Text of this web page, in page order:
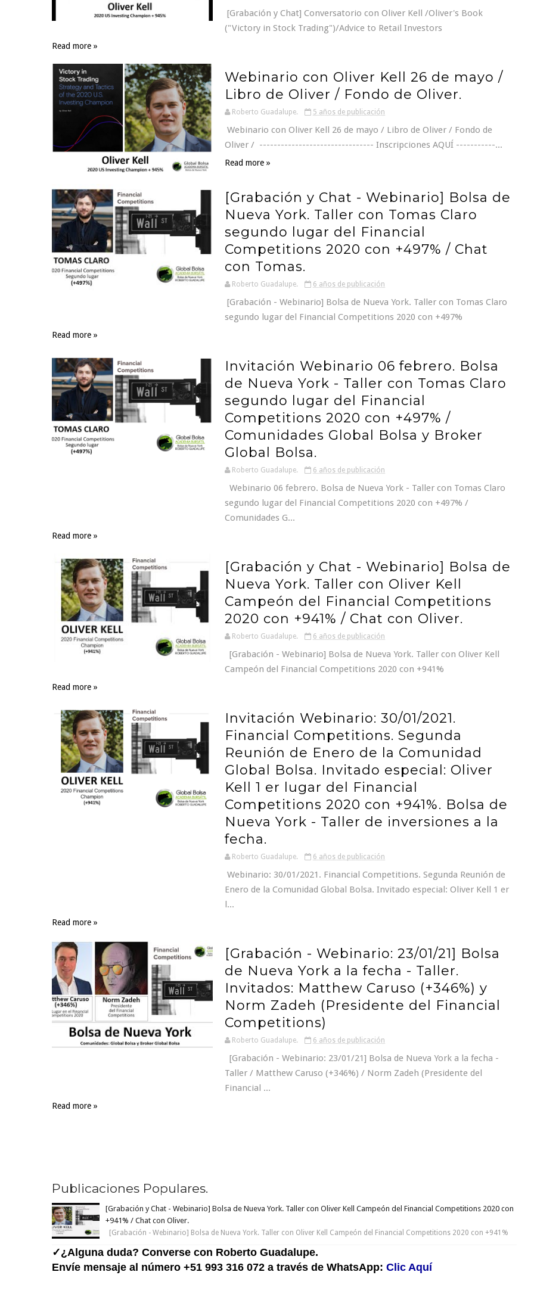
[Grabación y Chat] Conversatorio con Oliver Kell /Oliver's Book
("Victory in Stock Trading")/Advice to Retail Investors
Read more »
Webinario con Oliver Kell 26 de mayo /
Libro de Oliver / Fondo de Oliver.
Roberto Guadalupe. 5 años de publicación
Webinario con Oliver Kell 26 de mayo / Libro de Oliver / Fondo de
Oliver / -------------------------------- Inscripciones AQUÍ -----------...
Read more »
[Grabación y Chat - Webinario] Bolsa de
Nueva York. Taller con Tomas Claro
segundo lugar del Financial
Competitions 2020 con +497% / Chat
con Tomas.
Roberto Guadalupe. 6 años de publicación
[Grabación - Webinario] Bolsa de Nueva York. Taller con Tomas Claro
segundo lugar del Financial Competitions 2020 con +497%
Read more »
Invitación Webinario 06 febrero. Bolsa
de Nueva York - Taller con Tomas Claro
segundo lugar del Financial
Competitions 2020 con +497% /
Comunidades Global Bolsa y Broker
Global Bolsa.
Roberto Guadalupe. 6 años de publicación
Webinario 06 febrero. Bolsa de Nueva York - Taller con Tomas Claro
segundo lugar del Financial Competitions 2020 con +497% /
Comunidades G...
Read more »
[Grabación y Chat - Webinario] Bolsa de
Nueva York. Taller con Oliver Kell
Campeón del Financial Competitions
2020 con +941% / Chat con Oliver.
Roberto Guadalupe. 6 años de publicación
[Grabación - Webinario] Bolsa de Nueva York. Taller con Oliver Kell
Campeón del Financial Competitions 2020 con +941%
Read more »
Invitación Webinario: 30/01/2021.
Financial Competitions. Segunda
Reunión de Enero de la Comunidad
Global Bolsa. Invitado especial: Oliver
Kell 1 er lugar del Financial
Competitions 2020 con +941%. Bolsa de
Nueva York - Taller de inversiones a la
fecha.
Roberto Guadalupe. 6 años de publicación
Webinario: 30/01/2021. Financial Competitions. Segunda Reunión de
Enero de la Comunidad Global Bolsa. Invitado especial: Oliver Kell 1 er
l...
Read more »
[Grabación - Webinario: 23/01/21] Bolsa
de Nueva York a la fecha - Taller.
Invitados: Matthew Caruso (+346%) y
Norm Zadeh (Presidente del Financial
Competitions)
Roberto Guadalupe. 6 años de publicación
[Grabación - Webinario: 23/01/21] Bolsa de Nueva York a la fecha -
Taller / Matthew Caruso (+346%) / Norm Zadeh (Presidente del
Financial ...
Read more »
Publicaciones Populares.
[Grabación y Chat - Webinario] Bolsa de Nueva York. Taller con Oliver Kell Campeón del Financial Competitions 2020 con
+941% / Chat con Oliver.
[Grabación - Webinario] Bolsa de Nueva York. Taller con Oliver Kell Campeón del Financial Competitions 2020 con +941%
✓¿Alguna duda? Converse con Roberto Guadalupe.
Envíe mensaje al número +51 993 316 072 a través de WhatsApp: Clic Aquí